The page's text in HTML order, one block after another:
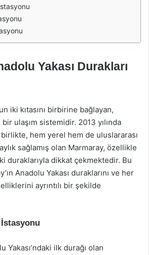
Yakası Durakları
iki kıtasını birbirine bağlayan,
ulaşım sistemidir. 2013 yılında
hem yerel hem de uluslararası
sağlamış olan Marmaray, özellikle
duraklarıyla dikkat çekmektedir. Bu
Anadolu Yakası duraklarını ve her
ayrıntılı bir şekilde
İstasyonu
Yakası’ndaki ilk durağı olan